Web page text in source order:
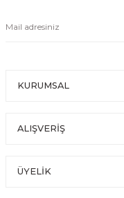
KURUMSAL
ALIŞVERİŞ
ÜYELİK